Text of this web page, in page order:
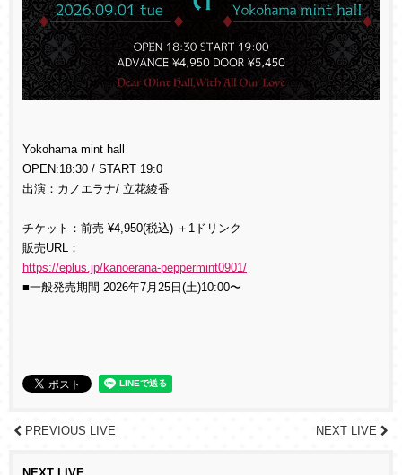
Yokohama mint hall
OPEN:18:30 / START 19:0
出演： カノエラナ/ 立花綾香
チケット： 前売 ¥4,950(税込) ＋1ドリンク
販売URL：
https://eplus.jp/kanoerana-peppermint0901/
■一般発売期間 2026年7月25日(土)10:00〜
PREVIOUS LIVE NEXT LIVE